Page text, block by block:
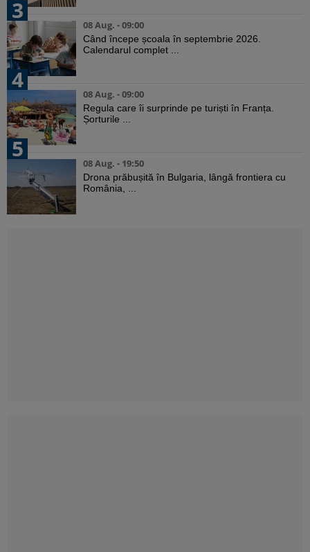
3
08 Aug. - 09:00
Când începe școala în septembrie 2026.
Calendarul complet ...
4
08 Aug. - 09:00
Regula care îi surprinde pe turiști în Franța.
Șorturile ...
5
08 Aug. - 19:50
Drona prăbușită în Bulgaria, lângă frontiera cu
România, ...